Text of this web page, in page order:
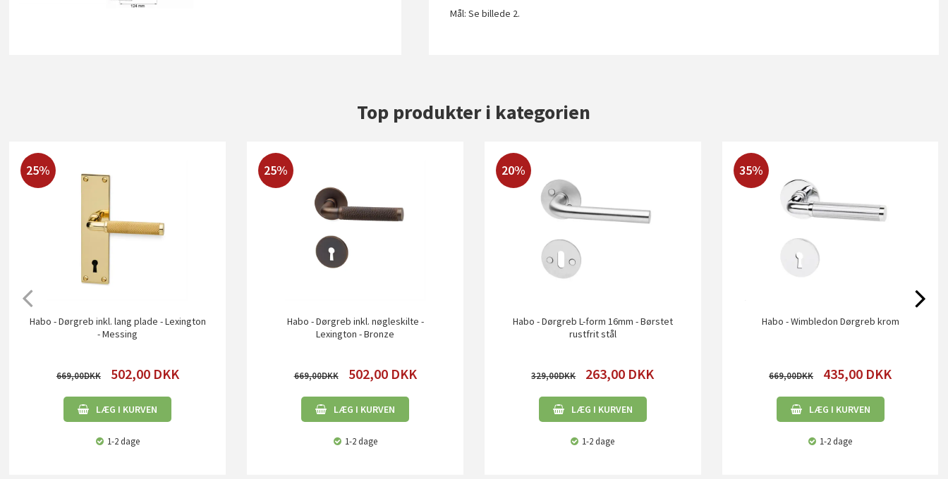
Mål: Se billede 2.
Top produkter i kategorien
25%
Habo - Dørgreb inkl. lang plade - Lexington
- Messing
669,00 502,00 DKK
LÆG I KURVEN
1-2 dage
25%
Habo - Dørgreb inkl. nøgleskilte -
Lexington - Bronze
669,00 502,00 DKK
LÆG I KURVEN
1-2 dage
20%
Habo - Dørgreb L-form 16mm - Børstet
rustfrit stål
329,00 263,00 DKK
LÆG I KURVEN
1-2 dage
35%
Habo - Wimbledon Dørgreb krom
669,00 435,00 DKK
LÆG I KURVEN
1-2 dage